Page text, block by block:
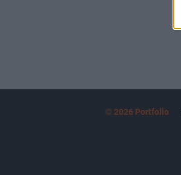
© 2026 Portfolio